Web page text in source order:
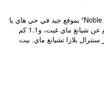
يتمتع مكان إقامة "Noble House Chiangmai" بموقع جيد في حي هاي يا
في شيانغ ماي حيث يبعد مسافة 200 م عن شيانغ ماي غيت، و1.1 كم
و2 كم عن مطار سنترال بلازا تشيانغ ماي. بيت